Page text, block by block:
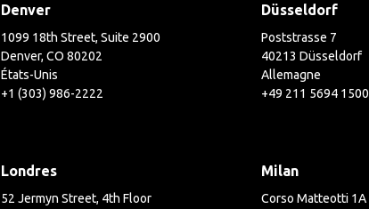
Denver
1099 18th Street, Suite 2900
Denver, CO 80202
États-Unis
+1 (303) 986-2222
Düsseldorf
Poststrasse 7
40213 Düsseldorf
Allemagne
+49 211 5694 1500
Londres
52 Jermyn Street, 4th Floor
Milan
Corso Matteotti 1A